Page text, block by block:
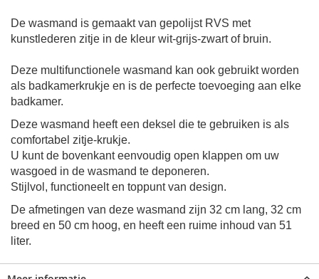
De wasmand is gemaakt van gepolijst RVS met
kunstlederen zitje in de kleur wit-grijs-zwart of bruin.
Deze multifunctionele wasmand kan ook gebruikt worden
als badkamerkrukje en is de perfecte toevoeging aan elke
badkamer.
Deze wasmand heeft een deksel die te gebruiken is als
comfortabel zitje-krukje.
U kunt de bovenkant eenvoudig open klappen om uw
wasgoed in de wasmand te deponeren.
Stijlvol, functioneelt en toppunt van design.
De afmetingen van deze wasmand zijn 32 cm lang, 32 cm
breed en 50 cm hoog, en heeft een ruime inhoud van 51
liter.